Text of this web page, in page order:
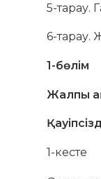
5-тарау.
6-тарау.
1-бөлім
Жалпы
1-кесте